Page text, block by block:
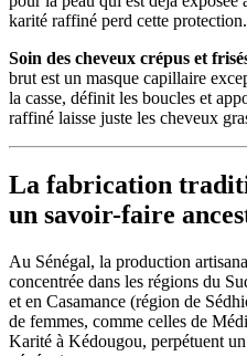
karité raffiné perd cette protection.
Soin des cheveux crépus et
brut est un masque capillaire
la casse, définit les boucles et
raffiné laisse juste les cheveux
La fabrication
un savoir-faire
Au Sénégal, la production
concentrée dans les régions du
et en Casamance (région de
de femmes, comme celles de
Karité à Kédougou, perpétuent